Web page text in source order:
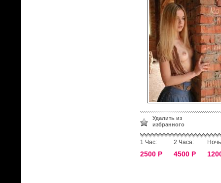
Удалить из
избранного
1 Час:
2500 Р
2 Часа:
4500 Р